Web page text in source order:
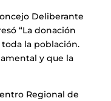
Deliberante
“La donación
la población.
y que la
Regional de